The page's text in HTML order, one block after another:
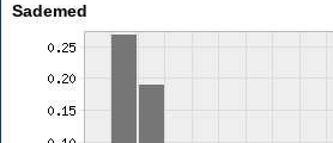
Sademed